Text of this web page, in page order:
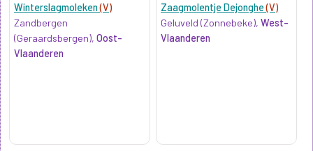
Winterslagmoleken(V)
Zandbergen
(Geraardsbergen), Oost-
Vlaanderen
Zaagmolentje Dejonghe(V)
Geluveld (Zonnebeke),West-
Vlaanderen